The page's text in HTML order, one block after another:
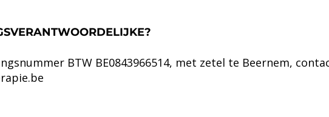
BTW BE0843966514, met zetel te Beernem,